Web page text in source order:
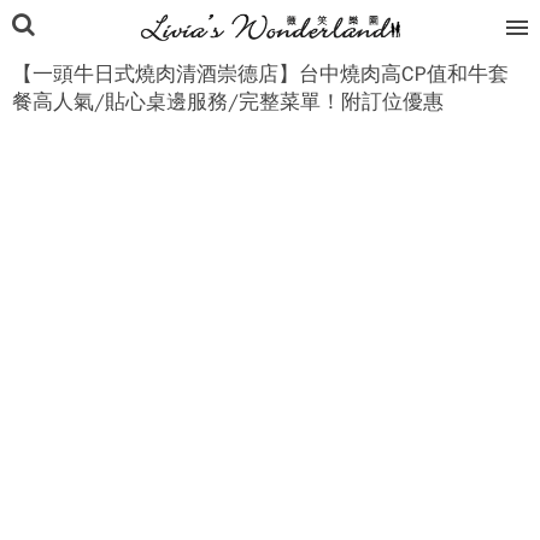
【一頭牛日式燒肉清酒崇德店】台中燒肉高CP值和牛套
餐高人氣/貼心桌邊服務/完整菜單！附訂位優惠